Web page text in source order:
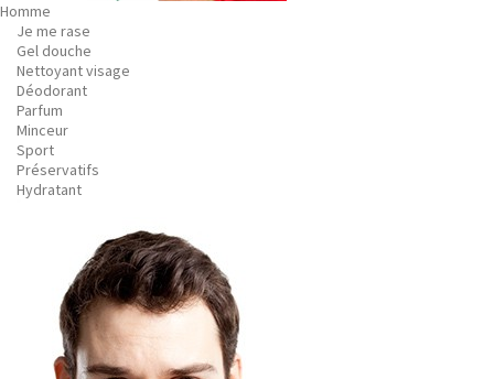
Homme
Je me rase
Gel douche
Nettoyant visage
Déodorant
Parfum
Minceur
Sport
Préservatifs
Hydratant